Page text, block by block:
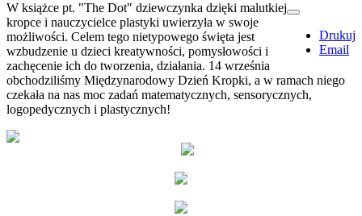
Drukuj
Email
W książce pt. "The Dot" dziewczynka dzięki malutkiej
kropce i nauczycielce plastyki uwierzyła w swoje
możliwości. Celem tego nietypowego święta jest
wzbudzenie u dzieci kreatywności, pomysłowości i
zachęcenie ich do tworzenia, działania. 14 września
obchodziliśmy Międzynarodowy Dzień Kropki, a w ramach niego
czekała na nas moc zadań matematycznych, sensorycznych,
logopedycznych i plastycznych!